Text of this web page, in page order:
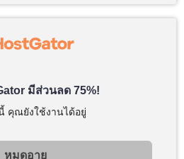
มีส่วนลด 75%!
คุณยังใช้งานได้อยู่
หมดอายุ